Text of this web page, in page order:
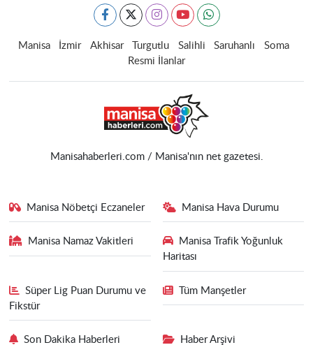
Manisa İzmir Akhisar Turgutlu Salihli Saruhanlı
Soma
Resmi İlanlar
Manisahaberleri.com / Manisa'nın net gazetesi.
Manisa Nöbetçi Eczaneler Manisa Hava Durumu
Manisa Namaz Vakitleri
Manisa Trafik Yoğunluk
Haritası
Süper Lig Puan Durumu ve
Fikstür
Tüm Manşetler
Son Dakika Haberleri Haber Arşivi